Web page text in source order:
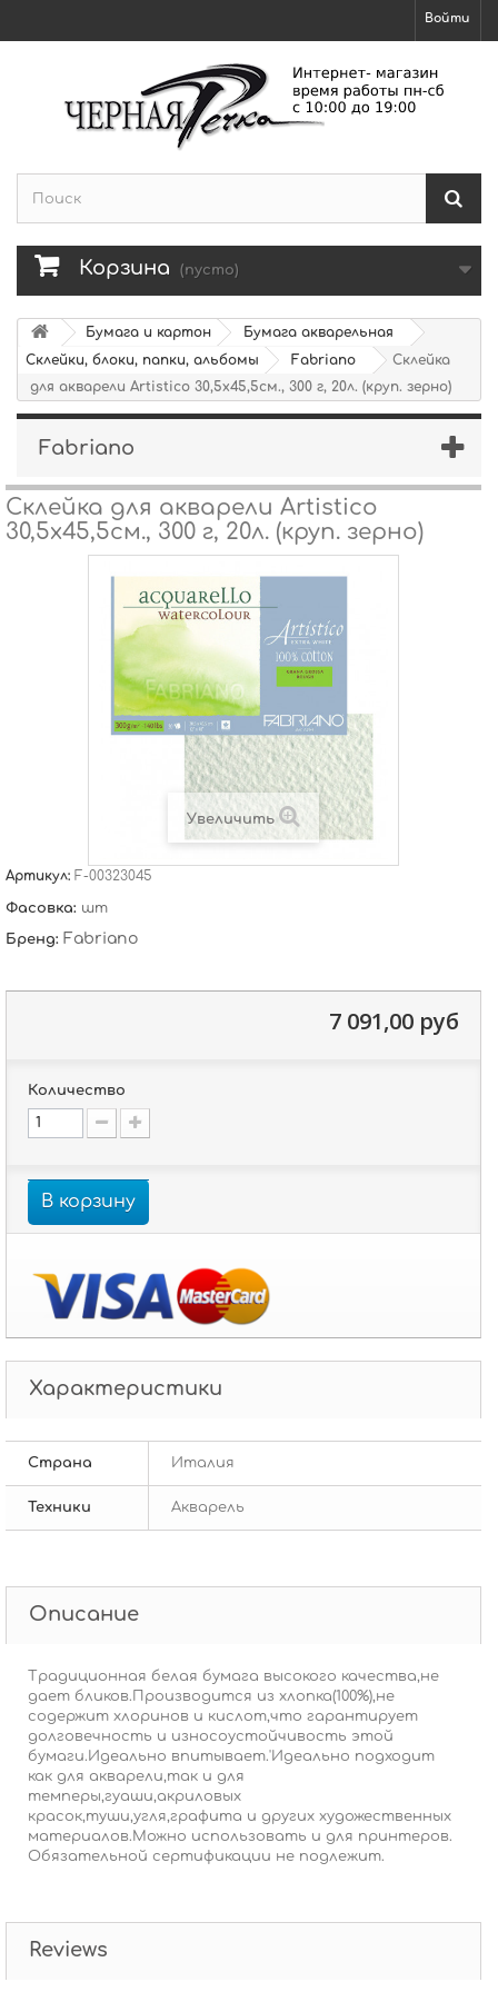
Войти
Корзина (пусто)
Бумага и картон
Бумага акварельная
Склейки, блоки, папки, альбомы
Fabriano
Склейка
для акварели Artistico 30,5х45,5см., 300 г, 20л. (круп. зерно)
Fabriano
Склейка для акварели Artistico
30,5х45,5см., 300 г, 20л. (круп. зерно)
Увеличить
Артикул: F-00323045
Фасовка: шт
Бренд: Fabriano
7 091,00 руб
Количество
В корзину
Характеристики
Страна Италия
Техники Акварель
Описание
Традиционная белая бумага высокого качества,не
дает бликов.Производится из хлопка(100%),не
содержит хлоринов и кислот,что гарантирует
долговечность и износоустойчивость этой
бумаги.Идеально впитывает.'Идеально подходит
как для акварели,так и для
темперы,гуаши,акриловых
красок,туши,угля,графита и других художественных
материалов.Можно использовать и для принтеров.
Обязательной сертификации не подлежит.
Reviews